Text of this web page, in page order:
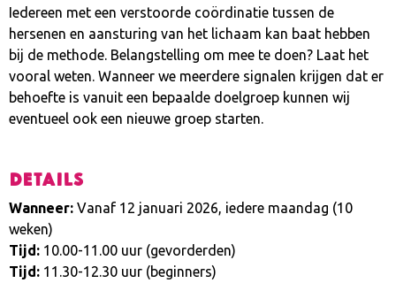
Iedereen met een verstoorde coördinatie tussen de
hersenen en aansturing van het lichaam kan baat hebben
bij de methode. Belangstelling om mee te doen? Laat het
vooral weten. Wanneer we meerdere signalen krijgen dat er
behoefte is vanuit een bepaalde doelgroep kunnen wij
eventueel ook een nieuwe groep starten.
Details
Wanneer: Vanaf 12 januari 2026, iedere maandag (10
weken)
Tijd: 10.00-11.00 uur (gevorderden)
Tijd: 11.30-12.30 uur (beginners)